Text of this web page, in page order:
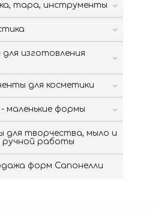
тара, инструменты
для изготовления
для косметики
маленькие формы
для творчества, мыло и
ручной работы
форм Сапонелли